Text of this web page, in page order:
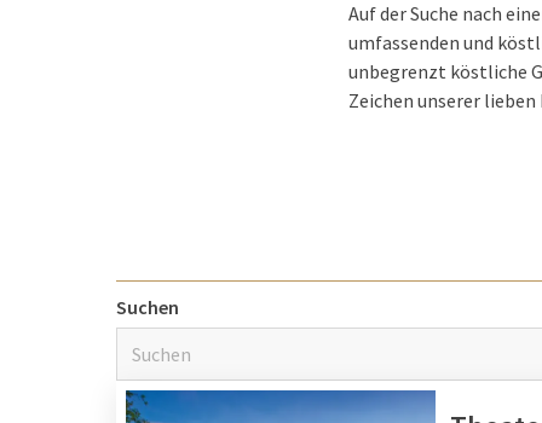
Auf der Suche nach
umfassenden und
unbegrenzt köstliche
Zeichen unserer
Was
Das wohlbekannte
können Sie
Suchen